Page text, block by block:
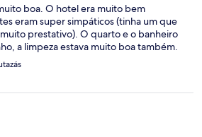
boa. O hotel era muito bem
eram super simpáticos (tinha um que
prestativo). O quarto e o banheiro
a limpeza estava muito boa também.